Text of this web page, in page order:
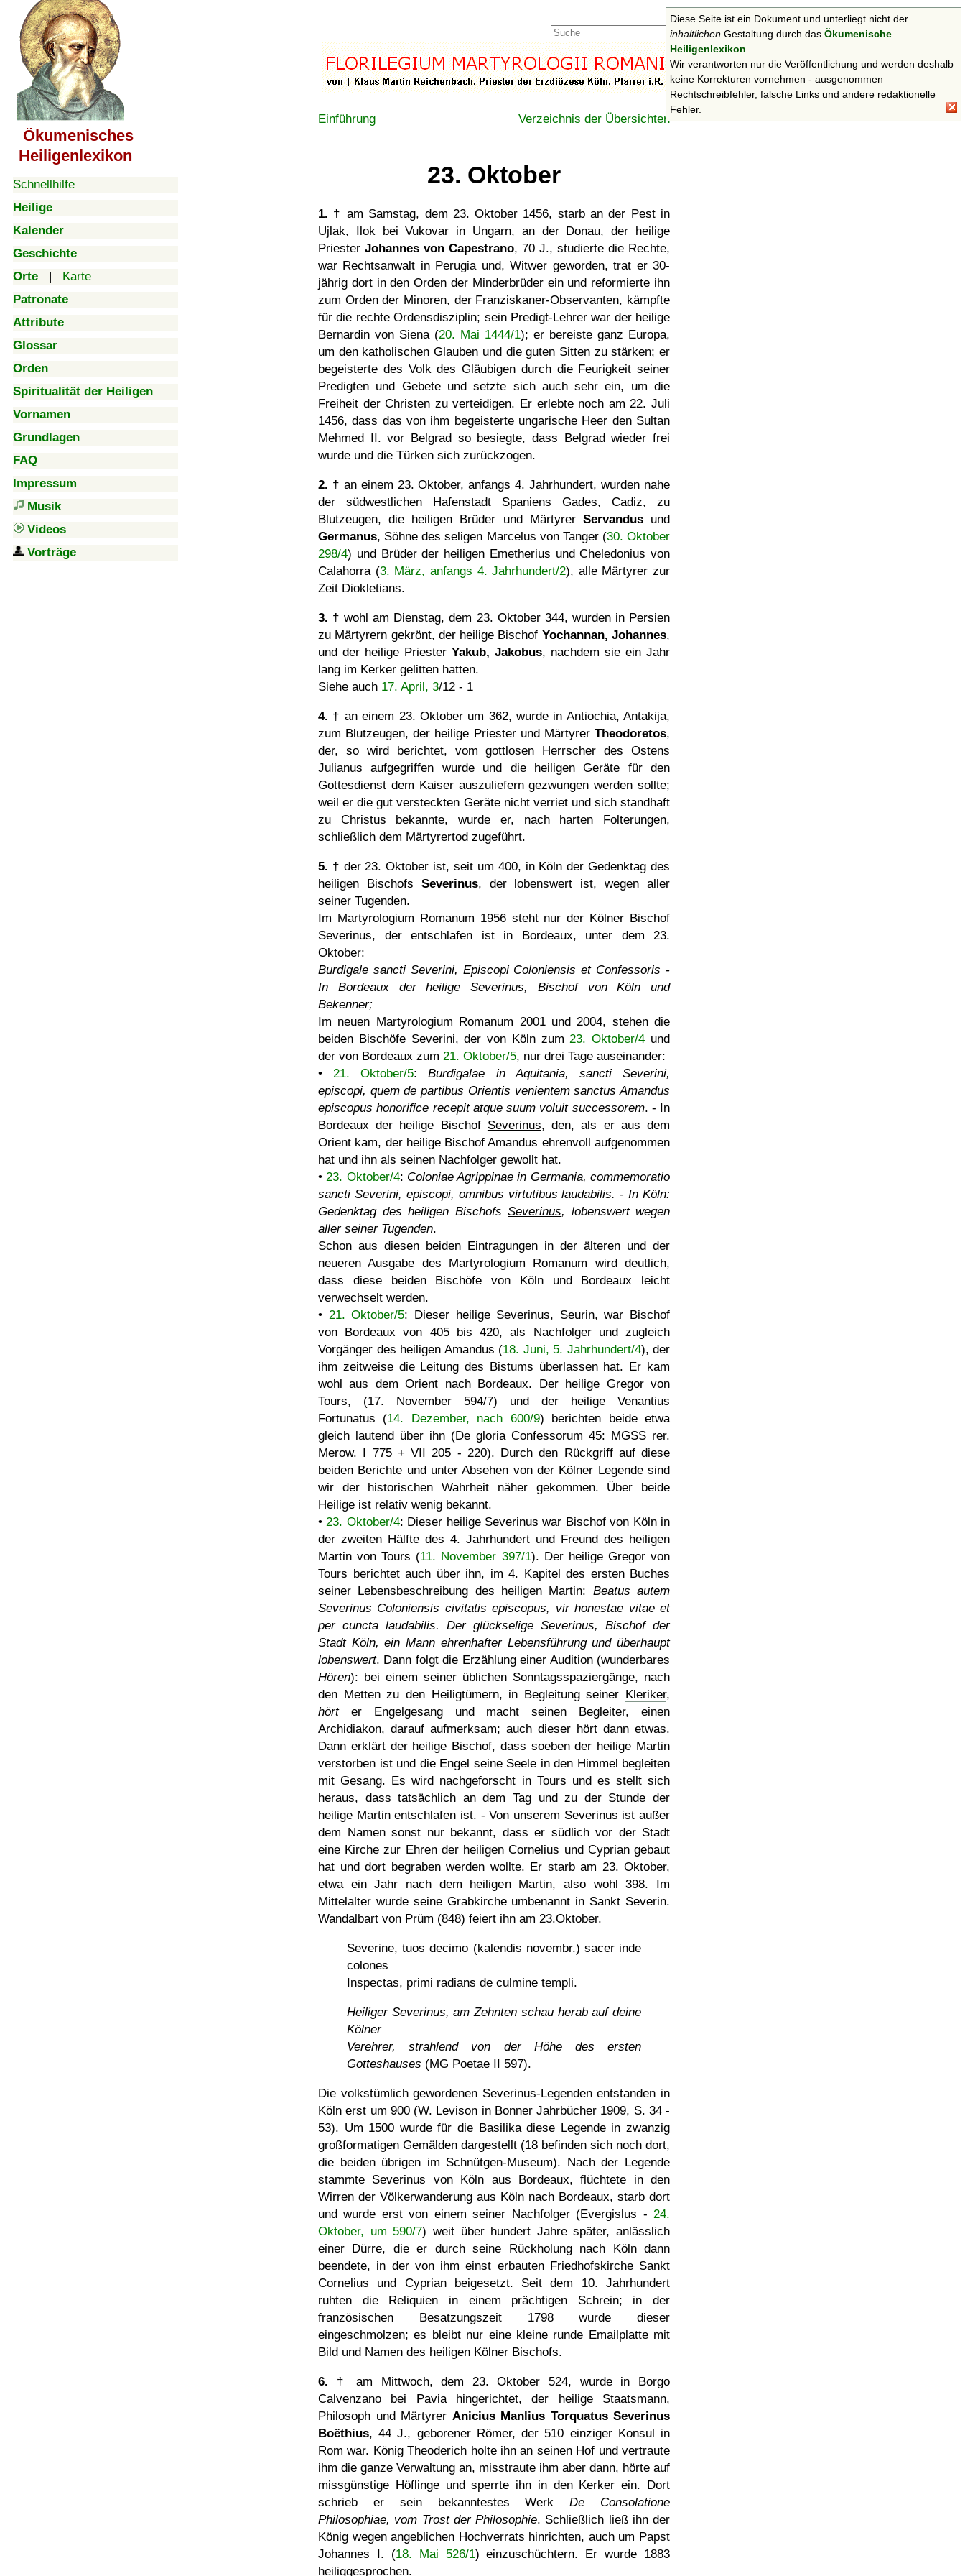
Ökumenisches
Heiligenlexikon
Schnellhilfe
Heilige
Kalender
Geschichte
Orte | Karte
Patronate
Attribute
Glossar
Orden
Spiritualität der Heiligen
Vornamen
Grundlagen
FAQ
Impressum
Musik
Videos
Vorträge
Suchen
Einführung Verzeichnis der Übersichten
23. Oktober
1. † am Samstag, dem 23. Oktober 1456, starb an der Pest in
Ujlak, Ilok bei Vukovar in Ungarn, an der Donau, der heilige
Priester Johannes von Capestrano, 70 J., studierte die Rechte,
war Rechtsanwalt in Perugia und, Witwer geworden, trat er 30-
jährig dort in den Orden der Minderbrüder ein und reformierte ihn
zum Orden der Minoren, der Franziskaner-Observanten, kämpfte
für die rechte Ordensdisziplin; sein Predigt-Lehrer war der heilige
Bernardin von Siena (20. Mai 1444/1); er bereiste ganz Europa,
um den katholischen Glauben und die guten Sitten zu stärken; er
begeisterte des Volk des Gläubigen durch die Feurigkeit seiner
Predigten und Gebete und setzte sich auch sehr ein, um die
Freiheit der Christen zu verteidigen. Er erlebte noch am 22. Juli
1456, dass das von ihm begeisterte ungarische Heer den Sultan
Mehmed II. vor Belgrad so besiegte, dass Belgrad wieder frei
wurde und die Türken sich zurückzogen.
2. † an einem 23. Oktober, anfangs 4. Jahrhundert, wurden nahe
der südwestlichen Hafenstadt Spaniens Gades, Cadiz, zu
Blutzeugen, die heiligen Brüder und Märtyrer Servandusund
Germanus, Söhne des seligen Marcelus von Tanger (30. Oktober
298/4) und Brüder der heiligen Emetherius und Cheledonius von
Calahorra (3. März, anfangs 4. Jahrhundert/2), alle Märtyrer zur
Zeit Diokletians.
3. † wohl am Dienstag, dem 23. Oktober 344, wurden in Persien
zu Märtyrern gekrönt, der heilige Bischof Yochannan, Johannes,
und der heilige Priester Yakub, Jakobus, nachdem sie ein Jahr
lang im Kerker gelitten hatten.
Siehe auch 17. April, 3/12 - 1
4. † an einem 23. Oktober um 362, wurde in Antiochia, Antakija,
zum Blutzeugen, der heilige Priester und Märtyrer Theodoretos,
der, so wird berichtet, vom gottlosen Herrscher des Ostens
Julianus aufgegriffen wurde und die heiligen Geräte für den
Gottesdienst dem Kaiser auszuliefern gezwungen werden sollte;
weil er die gut versteckten Geräte nicht verriet und sich standhaft
zu Christus bekannte, wurde er, nach harten Folterungen,
schließlich dem Märtyrertod zugeführt.
5. † der 23. Oktober ist, seit um 400, in Köln der Gedenktag des
heiligen Bischofs Severinus, der lobenswert ist, wegen aller
seiner Tugenden.
Im Martyrologium Romanum 1956 steht nur der Kölner Bischof
Severinus, der entschlafen ist in Bordeaux, unter dem 23.
Oktober:
Burdigale sancti Severini, Episcopi Coloniensis et Confessoris -
In Bordeaux der heilige Severinus, Bischof von Köln und
Bekenner;
Im neuen Martyrologium Romanum 2001 und 2004, stehen die
beiden Bischöfe Severini, der von Köln zum23. Oktober/4 und
der von Bordeaux zum 21. Oktober/5, nur drei Tage auseinander:
•21. Oktober/5:Burdigalae in Aquitania, sancti Severini,
episcopi, quem de partibus Orientis venientem sanctus Amandus
episcopus honorifice recepit atque suum voluit successorem. - In
Bordeaux der heilige Bischof Severinus, den, als er aus dem
Orient kam, der heilige Bischof Amandus ehrenvoll aufgenommen
hat und ihn als seinen Nachfolger gewollt hat.
•23. Oktober/4: Coloniae Agrippinae in Germania, commemoratio
sancti Severini, episcopi, omnibus virtutibus laudabilis. - In Köln:
Gedenktag des heiligen Bischofs Severinus, lobenswert wegen
aller seiner Tugenden.
Schon aus diesen beiden Eintragungen in der älteren und der
neueren Ausgabe des Martyrologium Romanum wird deutlich,
dass diese beiden Bischöfe von Köln und Bordeaux leicht
verwechselt werden.
• 21. Oktober/5: Dieser heilige Severinus, Seurin, war Bischof
von Bordeaux von 405 bis 420, als Nachfolger und zugleich
Vorgänger des heiligen Amandus (18. Juni, 5. Jahrhundert/4), der
ihm zeitweise die Leitung des Bistums überlassen hat. Er kam
wohl aus dem Orient nach Bordeaux. Der heilige Gregor von
Tours, (17. November 594/7) und der heilige Venantius
Fortunatus (14. Dezember, nach 600/9) berichten beide etwa
gleich lautend über ihn (De gloria Confessorum 45: MGSS rer.
Merow. I 775 + VII 205 - 220). Durch den Rückgriff auf diese
beiden Berichte und unter Absehen von der Kölner Legende sind
wir der historischen Wahrheit näher gekommen. Über beide
Heilige ist relativ wenig bekannt.
•23. Oktober/4: Dieser heilige Severinus war Bischof von Köln in
der zweiten Hälfte des 4. Jahrhundert und Freund des heiligen
Martin von Tours (11. November 397/1). Der heilige Gregor von
Tours berichtet auch über ihn, im 4. Kapitel des ersten Buches
seiner Lebensbeschreibung des heiligen Martin: Beatus autem
Severinus Coloniensis civitatis episcopus, vir honestae vitae et
per cuncta laudabilis. Der glückselige Severinus, Bischof der
Stadt Köln, ein Mann ehrenhafter Lebensführung und überhaupt
lobenswert. Dann folgt die Erzählung einer Audition (wunderbares
Hören): bei einem seiner üblichen Sonntagsspaziergänge, nach
den Metten zu den Heiligtümern, in Begleitung seiner Kleriker,
hörter Engelgesang und macht seinen Begleiter, einen
Archidiakon, darauf aufmerksam; auch dieser hört dann etwas.
Dann erklärt der heilige Bischof, dass soeben der heilige Martin
verstorben ist und die Engel seine Seele in den Himmel begleiten
mit Gesang. Es wird nachgeforscht in Tours und es stellt sich
heraus, dass tatsächlich an dem Tag und zu der Stunde der
heilige Martin entschlafen ist. - Von unserem Severinus ist außer
dem Namen sonst nur bekannt, dass er südlich vor der Stadt
eine Kirche zur Ehren der heiligen Cornelius und Cyprian gebaut
hat und dort begraben werden wollte. Er starb am 23. Oktober,
etwa ein Jahr nach dem heiligen Martin, also wohl 398. Im
Mittelalter wurde seine Grabkirche umbenannt in Sankt Severin.
Wandalbart von Prüm (848) feiert ihn am 23.Oktober.
Severine, tuos decimo (kalendis novembr.) sacer inde
colones
Inspectas, primi radians de culmine templi.
Heiliger Severinus, am Zehnten schau herab auf deine
Kölner
Verehrer, strahlend von der Höhe des ersten
Gotteshauses (MG Poetae II 597).
Die volkstümlich gewordenen Severinus-Legenden entstanden in
Köln erst um 900 (W. Levison in Bonner Jahrbücher 1909, S. 34 -
53). Um 1500 wurde für die Basilika diese Legende in zwanzig
großformatigen Gemälden dargestellt (18 befinden sich noch dort,
die beiden übrigen im Schnütgen-Museum). Nach der Legende
stammte Severinus von Köln aus Bordeaux, flüchtete in den
Wirren der Völkerwanderung aus Köln nach Bordeaux, starb dort
und wurde erst von einem seiner Nachfolger (Evergislus - 24.
Oktober, um 590/7) weit über hundert Jahre später, anlässlich
einer Dürre, die er durch seine Rückholung nach Köln dann
beendete, in der von ihm einst erbauten Friedhofskirche Sankt
Cornelius und Cyprian beigesetzt. Seit dem 10. Jahrhundert
ruhten die Reliquien in einem prächtigen Schrein; in der
französischen Besatzungszeit 1798 wurde dieser
eingeschmolzen; es bleibt nur eine kleine runde Emailplatte mit
Bild und Namen des heiligen Kölner Bischofs.
6. † am Mittwoch, dem 23. Oktober 524, wurde in Borgo
Calvenzano bei Pavia hingerichtet, der heilige Staatsmann,
Philosoph und Märtyrer Anicius Manlius Torquatus Severinus
Boëthius, 44 J., geborener Römer, der 510 einziger Konsul in
Rom war. König Theoderich holte ihn an seinen Hof und vertraute
ihm die ganze Verwaltung an, misstraute ihm aber dann, hörte auf
missgünstige Höflinge und sperrte ihn in den Kerker ein. Dort
schrieb er sein bekanntestes WerkDe Consolatione
Philosophiae, vom Trost der Philosophie. Schließlich ließ ihn der
König wegen angeblichen Hochverrats hinrichten, auch um Papst
Johannes I. (18. Mai 526/1) einzuschüchtern. Er wurde 1883
heiliggesprochen.
Diese Seite ist ein Dokument und unterliegt nicht der
inhaltlichen Gestaltung durch das Ökumenische
Heiligenlexikon
Wir verantworten nur die Veröffentlichung und werden deshalb
keine Korrekturen vornehmen - ausgenommen
Rechtschreibfehler, falsche Links und andere redaktionelle
Fehler.